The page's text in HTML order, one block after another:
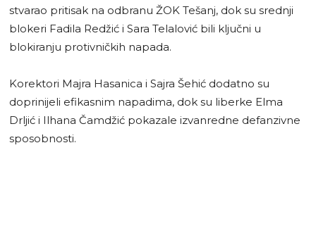
stvarao pritisak na odbranu ŽOK Tešanj, dok su srednji
blokeri Fadila Redžić i Sara Telalović bili ključni u
blokiranju protivničkih napada.
Korektori Majra Hasanica i Sajra Šehić dodatno su
doprinijeli efikasnim napadima, dok su liberke Elma
Drljić i Ilhana Čamdžić pokazale izvanredne defanzivne
sposobnosti.